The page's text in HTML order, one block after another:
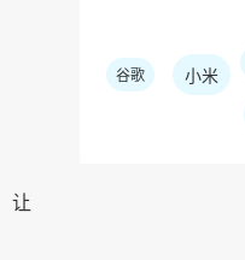
谷歌 小米
让